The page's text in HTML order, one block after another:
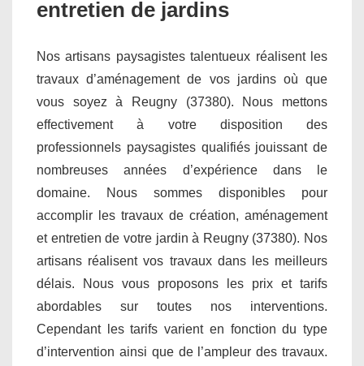
entretien de jardins
Nos artisans paysagistes talentueux réalisent les
travaux d’aménagement de vos jardins où que
vous soyez à Reugny (37380). Nous mettons
effectivement à votre disposition des
professionnels paysagistes qualifiés jouissant de
nombreuses années d’expérience dans le
domaine. Nous sommes disponibles pour
accomplir les travaux de création, aménagement
et entretien de votre jardin à Reugny (37380). Nos
artisans réalisent vos travaux dans les meilleurs
délais. Nous vous proposons les prix et tarifs
abordables sur toutes nos interventions.
Cependant les tarifs varient en fonction du type
d’intervention ainsi que de l’ampleur des travaux.